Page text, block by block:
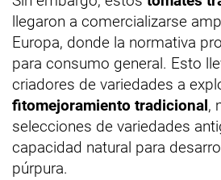
llegaron a comercializarse
Europa, donde la normativa
para consumo general. Esto
criadores de variedades a
fitomejoramiento tradicional,
selecciones de variedades
capacidad natural para
púrpura.